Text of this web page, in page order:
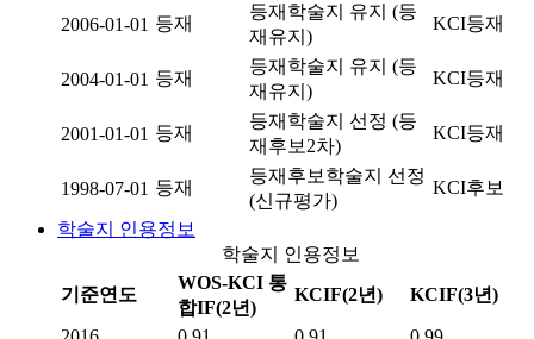
2006-01-01 등재
등재학술지 유지 (등
재유지)
KCI등재
2004-01-01 등재
등재학술지 유지 (등
재유지)
KCI등재
2001-01-01 등재
등재학술지 선정 (등
재후보2차)
KCI등재
1998-07-01 등재
등재후보학술지 선정
(신규평가)
KCI후보
학술지 인용정보
학술지 인용정보
기준연도
WOS-KCI 통
합IF(2년)
KCIF(2년) KCIF(3년)